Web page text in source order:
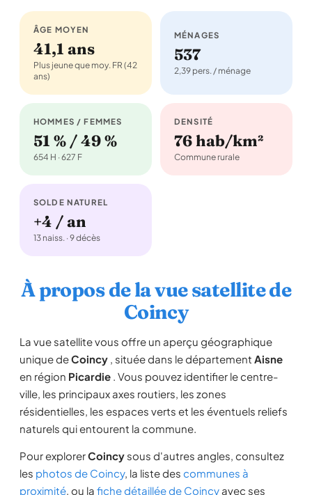
ÂGE MOYEN
41,1 ans
Plus jeune que moy. FR (42
ans)
MÉNAGES
537
2,39 pers. / ménage
HOMMES / FEMMES
51 % / 49 %
654 H · 627 F
DENSITÉ
76 hab/km²
Commune rurale
SOLDE NATUREL
+4 / an
13 naiss. · 9 décès
À propos de la vue satellite de
Coincy
La vue satellite vous offre un aperçu géographique
unique deCoincy , située dans le département Aisne
en région Picardie . Vous pouvez identifier le centre-
ville, les principaux axes routiers, les zones
résidentielles, les espaces verts et les éventuels reliefs
naturels qui entourent la commune.
Pour explorerCoincy sous d'autres angles, consultez
les photos de Coincy, la liste des communes à
proximité, ou la fiche détaillée de Coincy avec ses